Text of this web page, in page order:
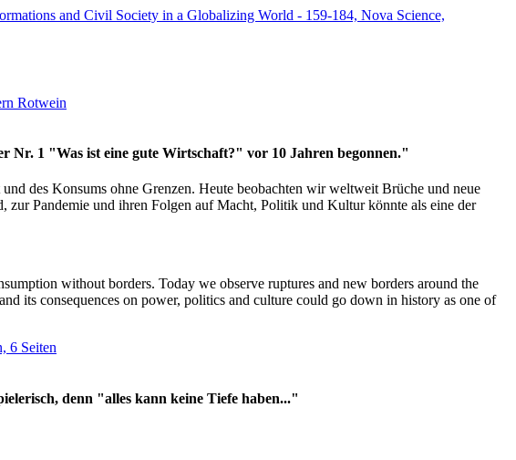
and Civil Society in a Globalizing World - 159-184, Nova Science,
Rotwein
Nr. 1 "Was ist eine gute Wirtschaft?" vor 10 Jahren begonnen."
des Konsums ohne Grenzen. Heute beobachten wir weltweit Brüche und neue
zur Pandemie und ihren Folgen auf Macht, Politik und Kultur könnte als eine der
without borders. Today we observe ruptures and new borders around the
its consequences on power, politics and culture could go down in history as one of
6 Seiten
denn "alles kann keine Tiefe haben..."